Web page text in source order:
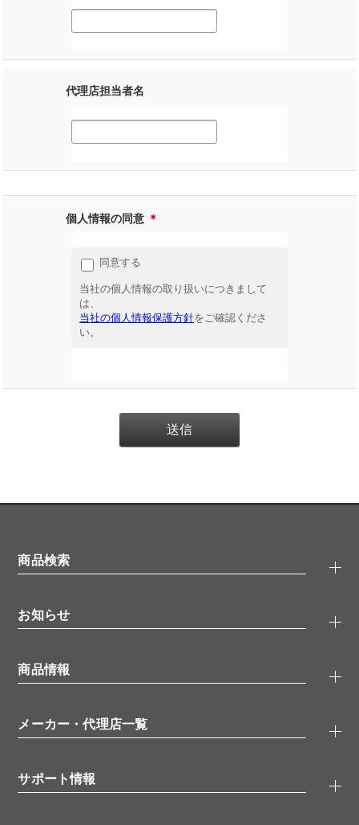
代理店担当者名
個人情報の同意 ＊
同意する
当社の個人情報の取り扱いにつきまして
は、
当社の個人情報保護方針をご確認くださ
い。
商品検索
タンパク質検索
ELISA/ELISpot検索
品番検索
お知らせ
無料サンプル
ウェビナー （オンラインセミナー）
学会・展示スケジュール
商品情報
抗体
シグナル伝達
糖類／レクチン
メーカー・代理店一覧
代理店
サポート情報